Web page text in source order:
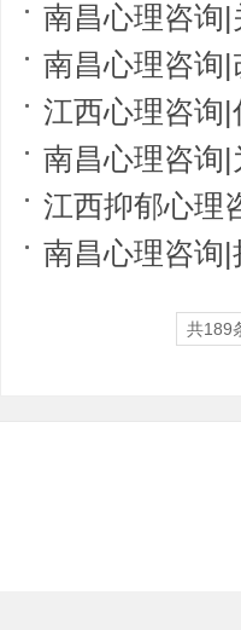
南昌心理咨询
南昌心理咨询
江西心理咨询|
南昌心理咨询
江西抑郁心理
南昌心理咨询
共189